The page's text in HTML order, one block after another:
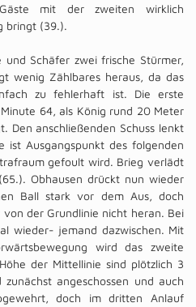
mit der zweiten wirklich
bringt (39.).
und Schäfer zwei frische Stürmer,
wenig Zählbares heraus, da das
zu fehlerhaft ist. Die erste
64, als König rund 20 Meter
Den anschließenden Schuss lenkt
ist Ausgangspunkt des folgenden
gefoult wird. Brieg verlädt
Obhausen drückt nun wieder
Ball stark vor dem Aus, doch
der Grundlinie nicht heran. Bei
wieder- jemand dazwischen. Mit
wird das zweite
der Mittellinie sind plötzlich 3
angeschossen und auch
doch im dritten Anlauf